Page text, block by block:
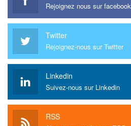
Rejoignez nous sur facebook
Twitter
Rejoignez-nous sur Twitter
Linkedin
Suivez-nous sur Linkedin
RSS